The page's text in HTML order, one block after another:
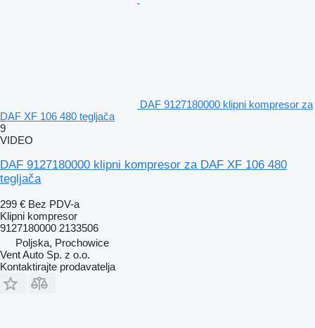
DAF 9127180000 klipni kompresor za
DAF XF 106 480 tegljača
9
VIDEO
DAF 9127180000 klipni kompresor za DAF XF 106 480
tegljača
299 € Bez PDV-a
Klipni kompresor
9127180000 2133506
Poljska, Prochowice
Vent Auto Sp. z o.o.
Kontaktirajte prodavatelja